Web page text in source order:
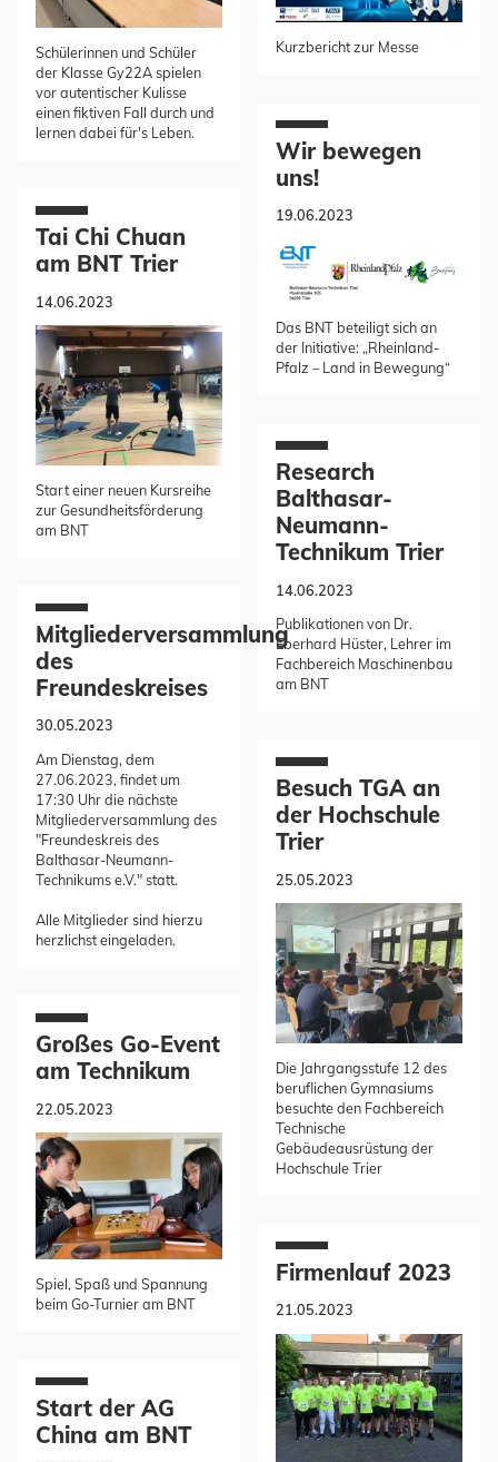
Schülerinnen und Schüler
der Klasse Gy22A spielen
vor autentischer Kulisse
einen fiktiven Fall durch und
lernen dabei für's Leben.
Kurzbericht zur Messe
Wir bewegen
uns!
19.06.2023
Das BNT beteiligt sich an
der Initiative: „Rheinland-
Pfalz – Land in Bewegung“
Tai Chi Chuan
am BNT Trier
14.06.2023
Start einer neuen Kursreihe
zur Gesundheitsförderung
am BNT
Research
Balthasar-
Neumann-
Technikum Trier
14.06.2023
Publikationen von Dr.
Eberhard Hüster, Lehrer im
Fachbereich Maschinenbau
am BNT
Mitgliederversammlung
des
Freundeskreises
30.05.2023
Am Dienstag, dem
27.06.2023, findet um
17:30 Uhr die nächste
Mitgliederversammlung des
"Freundeskreis des
Balthasar-Neumann-
Technikums e.V." statt.
Alle Mitglieder sind hierzu
herzlichst eingeladen.
Besuch TGA an
der Hochschule
Trier
25.05.2023
Die Jahrgangsstufe 12 des
beruflichen Gymnasiums
besuchte den Fachbereich
Technische
Gebäudeausrüstung der
Hochschule Trier
Großes Go-Event
am Technikum
22.05.2023
Spiel, Spaß und Spannung
beim Go-Turnier am BNT
Firmenlauf 2023
21.05.2023
Start der AG
China am BNT